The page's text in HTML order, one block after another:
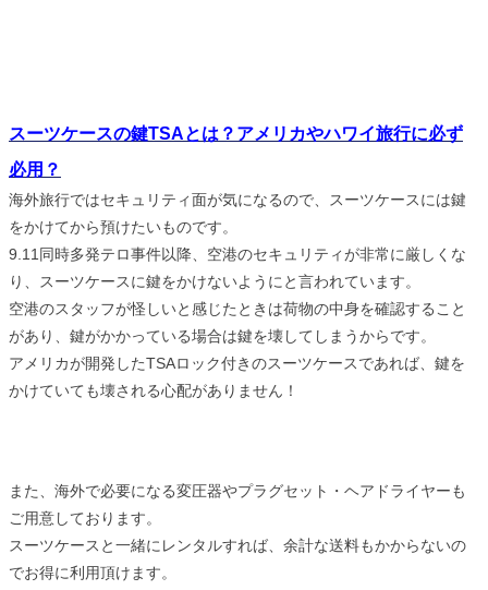
スーツケースの鍵TSAとは？アメリカやハワイ旅行に必ず
必用？
海外旅行ではセキュリティ面が気になるので、スーツケースには鍵
をかけてから預けたいものです。
9.11同時多発テロ事件以降、空港のセキュリティが非常に厳しくな
り、スーツケースに鍵をかけないようにと言われています。
空港のスタッフが怪しいと感じたときは荷物の中身を確認すること
があり、鍵がかかっている場合は鍵を壊してしまうからです。
アメリカが開発したTSAロック付きのスーツケースであれば、鍵を
かけていても壊される心配がありません！
また、海外で必要になる変圧器やプラグセット・ヘアドライヤーも
ご用意しております。
スーツケースと一緒にレンタルすれば、余計な送料もかからないの
でお得に利用頂けます。